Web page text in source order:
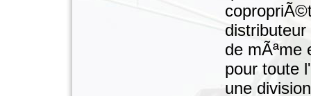
de mÃªme
pour toute
une